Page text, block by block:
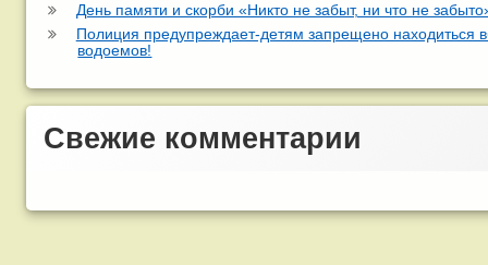
День памяти и скорби «Никто не забыт, ни что не
Полиция предупреждает-детям запрещено находиться
водоемов!
Свежие комментарии